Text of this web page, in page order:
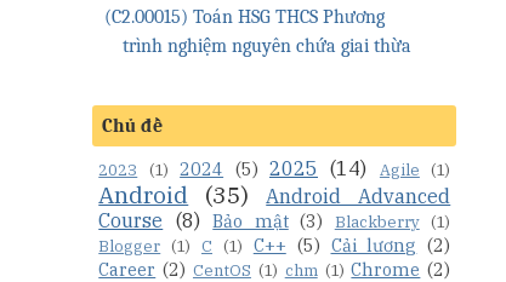
(C2.00015) Toán HSG THCS Phương
trình nghiệm nguyên chứa giai thừa
Chủ đề
2023 (1) 2024 (5) 2025 (14) Agile (1)
Android (35)
Android Advanced
Course (8) Bảo mật (3) Blackberry (1)
Blogger (1) C (1) C++ (5) Cải lương (2)
Career (2) CentOS (1) chm (1) Chrome (2)